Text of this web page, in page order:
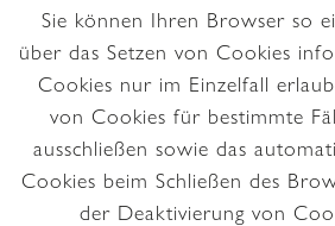
Sie können Ihren Browser so
über das Setzen von Cookies
Cookies nur im Einzelfall
von Cookies für bestimmte
ausschließen sowie das
Cookies beim Schließen des
der Deaktivierung von